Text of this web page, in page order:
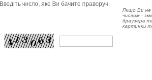
Введіть число, яке Ви бачите праворуч
Якщо Ви не
числом -
браузера
картинки